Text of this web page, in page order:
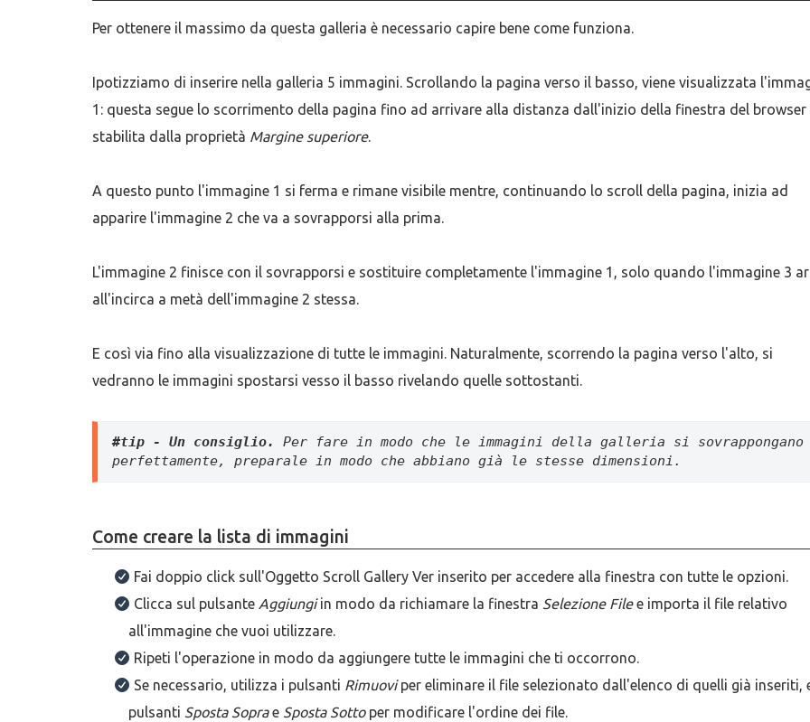
Per ottenere il massimo da questa galleria è necessario capire bene come funziona.
Ipotizziamo di inserire nella galleria 5 immagini. Scrollando la pagina verso il basso, viene visualizzata
1: questa segue lo scorrimento della pagina fino ad arrivare alla distanza dall'inizio della finestra del browser
stabilita dalla proprietà Margine superiore.
A questo punto l'immagine 1 si ferma e rimane visibile mentre, continuando lo scroll della pagina, inizia ad
apparire l'immagine 2 che va a sovrapporsi alla prima.
L'immagine 2 finisce con il sovrapporsi e sostituire completamente l'immagine 1, solo quando l'immagine 3
all'incirca a metà dell'immagine 2 stessa.
E così via fino alla visualizzazione di tutte le immagini. Naturalmente, scorrendo la pagina verso l'alto, si
vedranno le immagini spostarsi vesso il basso rivelando quelle sottostanti.
#tip - Un consiglio.
Per fare in modo che le immagini della galleria si sovrappongano
perfettamente, preparale in modo che abbiano già le stesse dimensioni.
Come creare la lista di immagini
Fai doppio click sull'Oggetto Scroll Gallery Ver inserito per accedere alla finestra con tutte le opzioni.
Clicca sul pulsante Aggiungiin modo da richiamare la finestra Selezione Filee importa il file relativo
all'immagine che vuoi utilizzare.
Ripeti l'operazione in modo da aggiungere tutte le immagini che ti occorrono.
Se necessario, utilizza i pulsanti Rimuoviper eliminare il file selezionato dall'elenco di quelli già inseriti,
pulsanti Sposta Soprae Sposta Sottoper modificare l'ordine dei file.